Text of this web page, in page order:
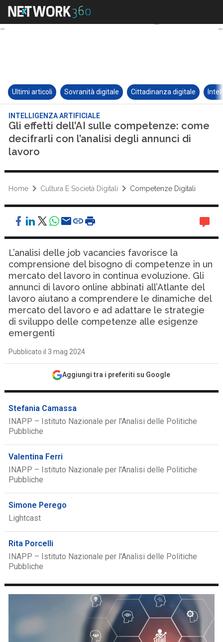
Ultimi articoli Sovranità digitale Cittadinanza digitale
INTELLIGENZA ARTIFICIALE
Gli effetti dell’AI sulle competenze: come
decifrarli con l’analisi degli annunci di
lavoro
Home Cultura E Società Digitali Competenze Digitali
L’analisi delle job vacancies favorisce la
comprensione del bisogno di competenze in un
mercato del lavoro in continua evoluzione. Gli
annunci di lavoro online abbinati all’Atlante del
lavoro aiutano a comprendere le dinamiche del
mercato del lavoro e ad adattare le strategie
di sviluppo delle competenze alle esigenze
emergenti
Pubblicato il 3 mag 2024
Aggiungi tra i preferiti su Google
Stefania Camassa
INAPP – Istituto Nazionale per l'Analisi delle Politiche
Pubbliche
Valentina Ferri
INAPP – Istituto Nazionale per l'Analisi delle Politiche
Pubbliche
Simone Perego
Lightcast
Rita Porcelli
INAPP – Istituto Nazionale per l'Analisi delle Politiche
Pubbliche